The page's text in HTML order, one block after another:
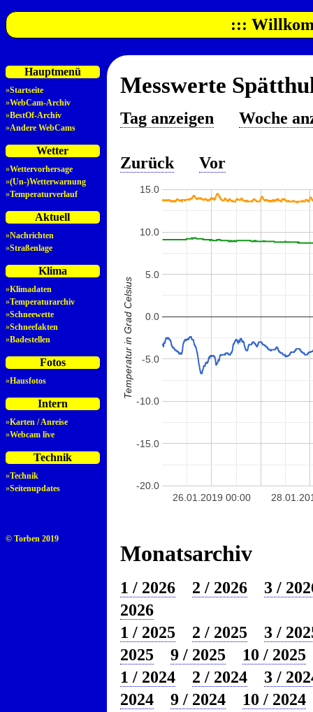
:::
Hauptmenü
»Startseite
»WebCam-Archiv
»BestOf-Archiv
»Andere WebCams
Wetter
»Wettervorhersage
»(Un-)Wetterwarnung
»Temperaturverlauf
Aktuell
»Nachrichten
»Straßenlage
Klima
»Klimadaten
»Temperaturarchiv
»Schneewette
»Schneefakten
»Badestellen
Fotos
»Hausfotos
Intern
»Karten / Anreise
»Webcam live
Technik
»Technik
»Seitenupdates
© Torben 2019
Messwerte
Tag anzeigen Woche
Zurück Vor
26.01.2019 00:00
-20.0
-15.0
-10.0
-5.0
0.0
5.0
10.0
15.0
Temperatur in Grad Celsius
Monatsarchiv
1 / 2026 2 / 2026
3 /
2026
1 / 2025
2 / 2025
3 /
2025
9 / 2025
10 / 2025
1 / 2024
2 / 2024
3 /
2024
9 / 2024
10 / 2024